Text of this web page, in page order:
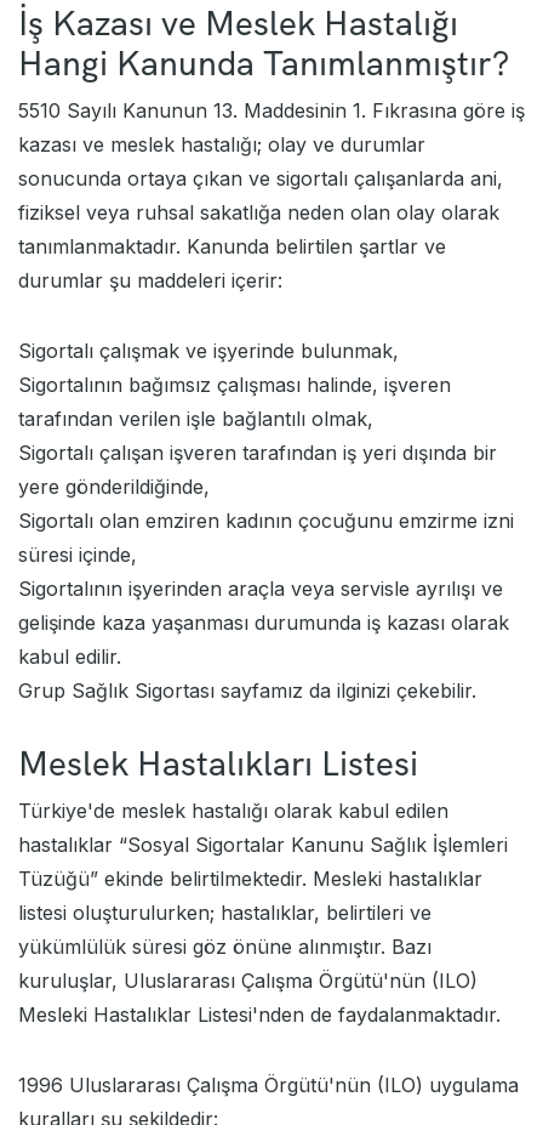
İş Kazası ve Meslek Hastalığı
Hangi Kanunda Tanımlanmıştır?
5510 Sayılı Kanunun 13. Maddesinin 1. Fıkrasına göre iş
kazası ve meslek hastalığı; olay ve durumlar
sonucunda ortaya çıkan ve sigortalı çalışanlarda ani,
fiziksel veya ruhsal sakatlığa neden olan olay olarak
tanımlanmaktadır. Kanunda belirtilen şartlar ve
durumlar şu maddeleri içerir:
Sigortalı çalışmak ve işyerinde bulunmak,
Sigortalının bağımsız çalışması halinde, işveren
tarafından verilen işle bağlantılı olmak,
Sigortalı çalışan işveren tarafından iş yeri dışında bir
yere gönderildiğinde,
Sigortalı olan emziren kadının çocuğunu emzirme izni
süresi içinde,
Sigortalının işyerinden araçla veya servisle ayrılışı ve
gelişinde kaza yaşanması durumunda iş kazası olarak
kabul edilir.
Grup Sağlık Sigortası sayfamız da ilginizi çekebilir.
Meslek Hastalıkları Listesi
Türkiye'de meslek hastalığı olarak kabul edilen
hastalıklar “Sosyal Sigortalar Kanunu Sağlık İşlemleri
Tüzüğü” ekinde belirtilmektedir. Mesleki hastalıklar
listesi oluşturulurken; hastalıklar, belirtileri ve
yükümlülük süresi göz önüne alınmıştır. Bazı
kuruluşlar, Uluslararası Çalışma Örgütü'nün (ILO)
Mesleki Hastalıklar Listesi'nden de faydalanmaktadır.
1996 Uluslararası Çalışma Örgütü'nün (ILO) uygulama
kuralları şu şekildedir: